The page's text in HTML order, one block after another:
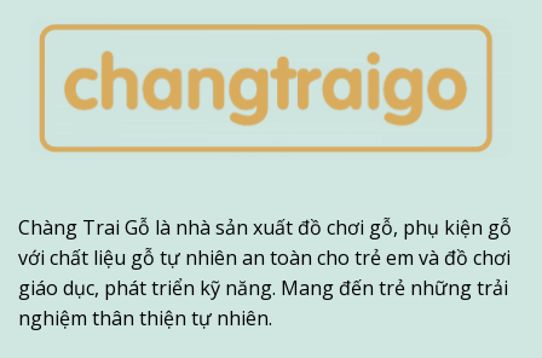
Thanh gỗ sáng tạo :Trò chơi sáng tạo bất
tận của các bạn nhỏ, với những thanh gỗ đơn giản bé
tha hồ vui chơi. Sáng tạo xây dựng những lâu đài,
những ngôi nhà, công trình xây dựng.
Chàng Trai Gỗ là nhà sản xuất đồ chơi gỗ, phụ kiện gỗ
với chất liệu gỗ tự nhiên an toàn cho trẻ em và đồ chơi
giáo dục, phát triển kỹ năng. Mang đến trẻ những trải
nghiệm thân thiện tự nhiên.